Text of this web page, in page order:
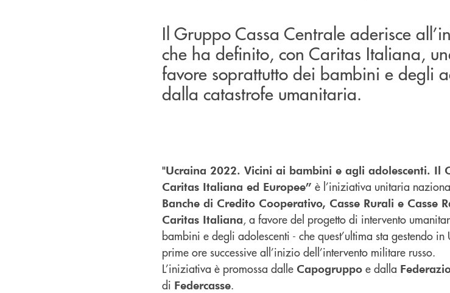
Il Gruppo Cassa Centrale aderisce
che ha definito, con Caritas Italiana,
favore soprattutto dei bambini e degli
dalla catastrofe umanitaria.
"Ucraina 2022. Vicini ai bambini e agli adolescenti. Il
Caritas Italiana ed Europee” è l’iniziativa unitaria
Banche di Credito Cooperativo, Casse Rurali e Casse
Caritas Italiana, a favore del progetto di intervento
bambini e degli adolescenti - che quest’ultima sta gestendo
prime ore successive all’inizio dell’intervento militare russo.
L’iniziativa è promossa dalle Capogruppo e dalla
di Federcasse.